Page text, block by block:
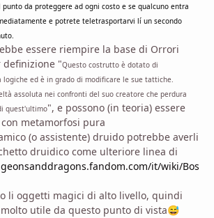
punto da proteggere ad ogni costo e se qualcuno entra
e potrete teletrasportarvi lí un secondo
essere riempire la base di Orrori
definizione "Questo costrutto è dotato di
ed è in grado di modificare le sue tattiche.
assoluta nei confronti del suo creatore che perdura
quest'ultimo", e possono (in teoria) essere
metamorfosi pura
(o assistente) druido potrebbe averli
druidico come ulteriore linea di
it/wiki/Bos
li oggetti magici di alto livello, quindi
utile da questo punto di vista😅